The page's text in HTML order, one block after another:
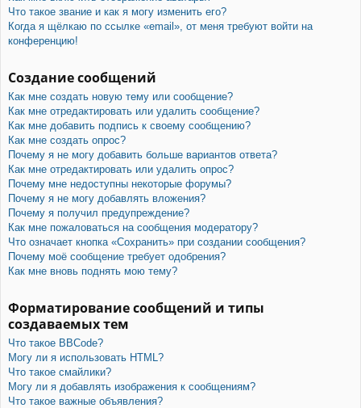
Что такое звание и как я могу изменить его?
Когда я щёлкаю по ссылке «email», от меня требуют войти на
конференцию!
Создание сообщений
Как мне создать новую тему или сообщение?
Как мне отредактировать или удалить сообщение?
Как мне добавить подпись к своему сообщению?
Как мне создать опрос?
Почему я не могу добавить больше вариантов ответа?
Как мне отредактировать или удалить опрос?
Почему мне недоступны некоторые форумы?
Почему я не могу добавлять вложения?
Почему я получил предупреждение?
Как мне пожаловаться на сообщения модератору?
Что означает кнопка «Сохранить» при создании сообщения?
Почему моё сообщение требует одобрения?
Как мне вновь поднять мою тему?
Форматирование сообщений и типы
создаваемых тем
Что такое BBCode?
Могу ли я использовать HTML?
Что такое смайлики?
Могу ли я добавлять изображения к сообщениям?
Что такое важные объявления?